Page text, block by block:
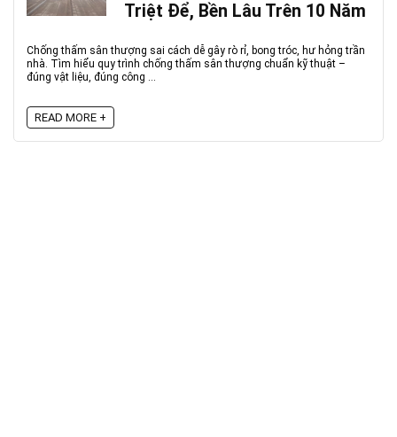
Triệt Để, Bền Lâu Trên 10 Năm
Chống thấm sân thượng sai cách dễ gây rò rỉ, bong tróc, hư hỏng trần
nhà. Tìm hiểu quy trình chống thấm sân thượng chuẩn kỹ thuật –
đúng vật liệu, đúng công ...
READ MORE +